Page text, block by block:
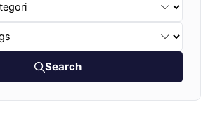
Search